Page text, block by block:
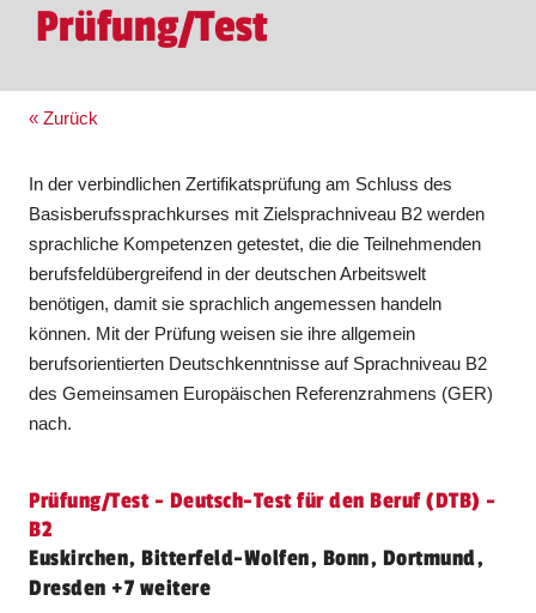
Prüfung/Test
« Zurück
In der verbindlichen Zertifikatsprüfung am Schluss des
Basisberufssprachkurses mit Zielsprachniveau B2 werden
sprachliche Kompetenzen getestet, die die Teilnehmenden
berufsfeldübergreifend in der deutschen Arbeitswelt
benötigen, damit sie sprachlich angemessen handeln
können. Mit der Prüfung weisen sie ihre allgemein
berufsorientierten Deutschkenntnisse auf Sprachniveau B2
des Gemeinsamen Europäischen Referenzrahmens (GER)
nach.
Prüfung/Test - Deutsch-Test für den Beruf (DTB) -
B2
Euskirchen, Bitterfeld-Wolfen, Bonn, Dortmund,
Dresden +7 weitere